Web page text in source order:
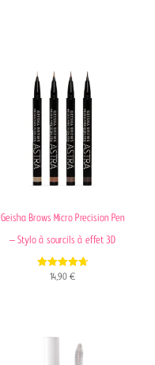
Geisha Brows Micro Precision Pen
– Stylo à sourcils à effet 3D
4.75
14,90 €